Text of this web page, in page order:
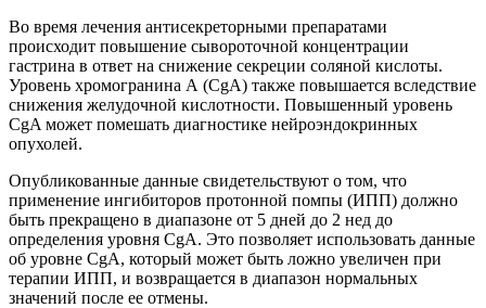
Во время лечения антисекреторными препаратами
происходит повышение сывороточной концентрации
гастрина в ответ на снижение секреции соляной кислоты.
Уровень хромогранина А (CgA) также повышается вследствие
снижения желудочной кислотности. Повышенный уровень
CgA может помешать диагностике нейроэндокринных
опухолей.
Опубликованные данные свидетельствуют о том, что
применение ингибиторов протонной помпы (ИПП) должно
быть прекращено в диапазоне от 5 дней до 2 нед до
определения уровня CgA. Это позволяет использовать данные
об уровне CgA, который может быть ложно увеличен при
терапии ИПП, и возвращается в диапазон нормальных
значений после ее отмены.